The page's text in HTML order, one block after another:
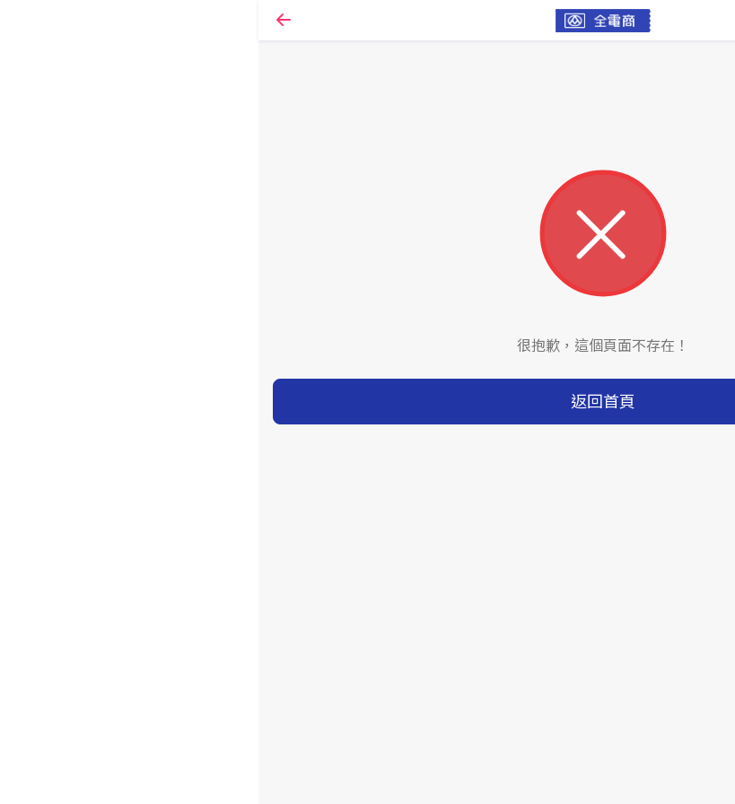
很抱歉，這個頁面不存在！
返回首頁